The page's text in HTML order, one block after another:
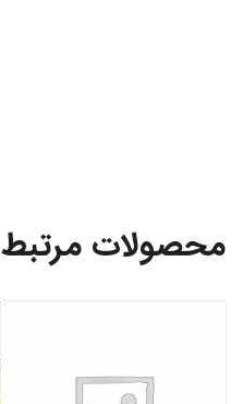
محصولات مرتبط